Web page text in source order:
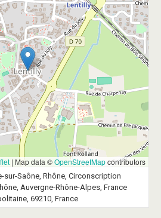
| Map data ©OpenStreetMapcontributors
sur-Saône, Rhône, Circonscription
Auvergne-Rhône-Alpes, France
69210, France